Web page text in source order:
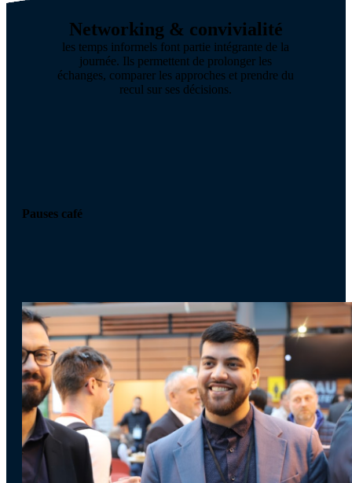
Networking & convivialité
les temps informels font partie intégrante de la
journée. Ils permettent de prolonger les
échanges, comparer les approches et prendre du
recul sur ses décisions.
Pauses café